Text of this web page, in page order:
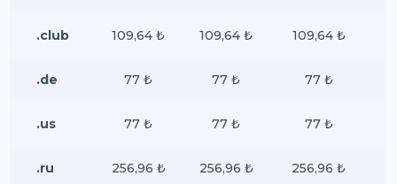
.club 109,64 ₺ 109,64 ₺ 109,64 ₺
.de 77 ₺ 77 ₺ 77 ₺
.us 77 ₺ 77 ₺ 77 ₺
.ru 256,96 ₺ 256,96 ₺ 256,96 ₺